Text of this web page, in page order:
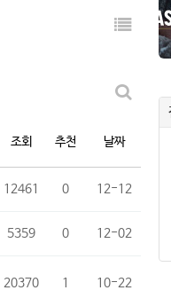
조회 추천 날짜
12461 0 12-12
5359 0 12-02
20370 1 10-22